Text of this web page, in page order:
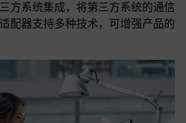
方系统集成，将第三方系统的通信
配器支持多种技术，可增强产品的